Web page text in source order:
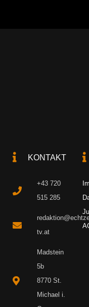
KONTAKT
+43 720
515 285
tv.at
Madstein
5b
8770 St.
Michael i.